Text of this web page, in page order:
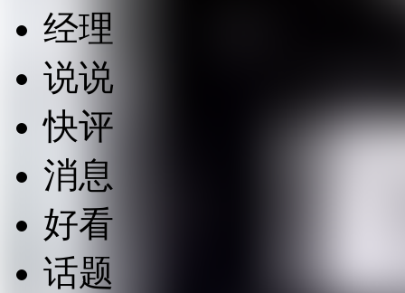
经理
说说
快评
消息
好看
话题